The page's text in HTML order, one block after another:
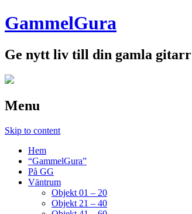
GammelGura
Ge nytt liv till din gamla gitarr
Menu
Skip to content
Hem
“GammelGura”
På GG
Väntrum
Objekt 01 – 20
Objekt 21 – 40